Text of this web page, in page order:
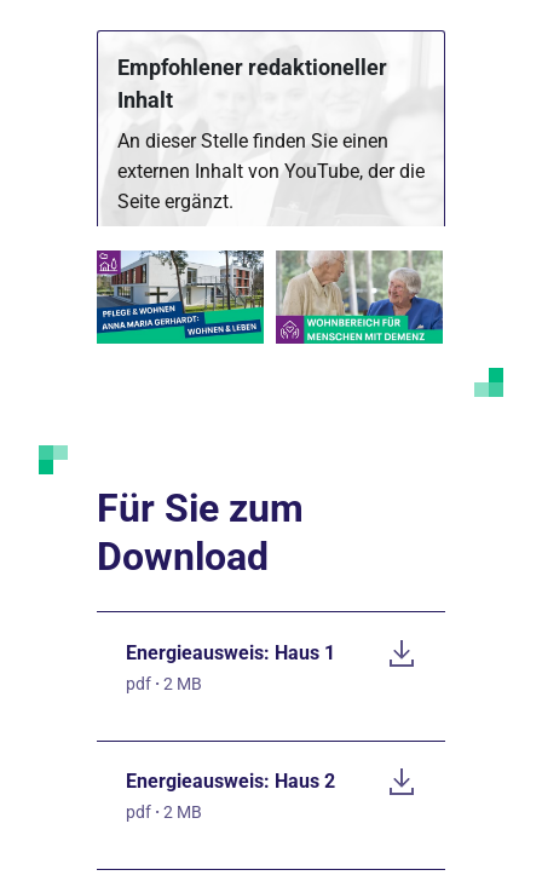
Empfohlener redaktioneller
Inhalt
An dieser Stelle finden Sie einen
externen Inhalt von YouTube, der die
Seite ergänzt.
Marketing Cookies akzeptieren
Ich bin damit einverstanden, dass mir externe
Inhalte angezeigt werden. Damit können
personenbezogene Daten an Drittplattformen
Für Sie zum
Download
Energieausweis: Haus 1
pdf · 2 MB
Energieausweis: Haus 2
pdf · 2 MB